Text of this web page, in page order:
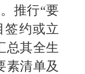
推行“要
签约或立
总其全生
素清单及